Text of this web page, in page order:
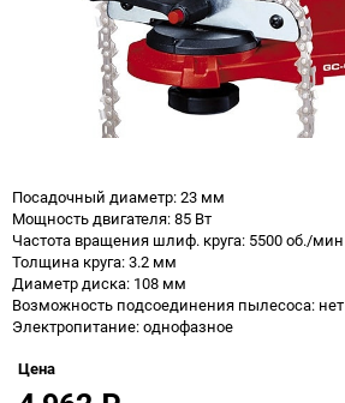
Посадочный диаметр: 23 мм
Мощность двигателя: 85 Вт
Частота вращения шлиф. круга: 5500 об./мин
Толщина круга: 3.2 мм
Диаметр диска: 108 мм
Возможность подсоединения пылесоса: нет
Электропитание: однофазное
Цена